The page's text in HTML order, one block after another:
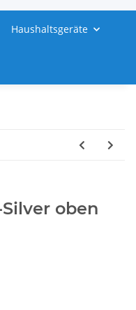
Haushaltsgeräte
oben